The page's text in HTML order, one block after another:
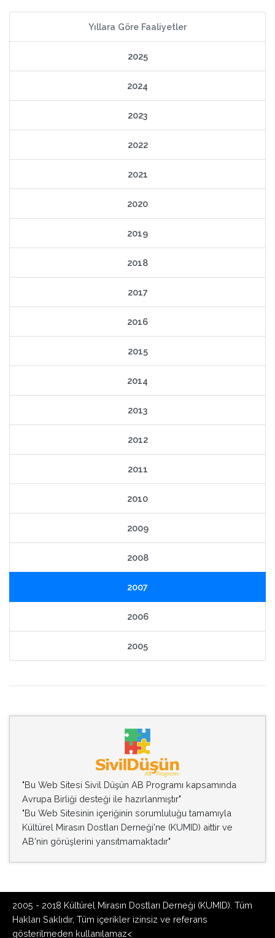
Yıllara Göre Faaliyetler
2025
2024
2023
2022
2021
2020
2019
2018
2017
2016
2015
2014
2013
2012
2011
2010
2009
2008
2007
2006
2005
"Bu Web Sitesi Sivil Düşün AB Programı kapsamında
Avrupa Birliği desteği ile hazırlanmıştır"
"Bu Web Sitesinin içeriğinin sorumluluğu tamamıyla
Kültürel Mirasın Dostları Derneği'ne (KUMID) aittir ve
AB'nin görüşlerini yansıtmamaktadır"
2005 - 2018 Kültürel Mirasın Dostları Derneği (KUMID). Tüm
Hakları Saklıdır, Tüm içerikler izinsiz ve referans
gösterilmeden kullanılamaz<